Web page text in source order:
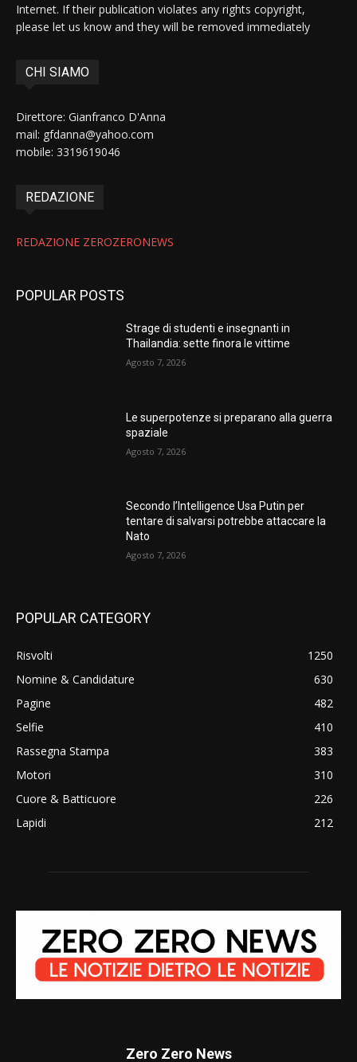
Internet. If their publication violates any rights copyright,
please let us know and they will be removed immediately
CHI SIAMO
Direttore: Gianfranco D'Anna
mail: gfdanna@yahoo.com
mobile: 3319619046
REDAZIONE
REDAZIONE ZEROZERONEWS
POPULAR POSTS
Strage di studenti e insegnanti in
Thailandia: sette finora le vittime
Agosto 7, 2026
Le superpotenze si preparano alla guerra
spaziale
Agosto 7, 2026
Secondo l’Intelligence Usa Putin per
tentare di salvarsi potrebbe attaccare la
Nato
Agosto 7, 2026
POPULAR CATEGORY
Risvolti
1250
Nomine & Candidature
630
Pagine
482
Selfie
410
Rassegna Stampa
383
Motori
310
Cuore & Batticuore
226
Lapidi
212
Zero Zero News